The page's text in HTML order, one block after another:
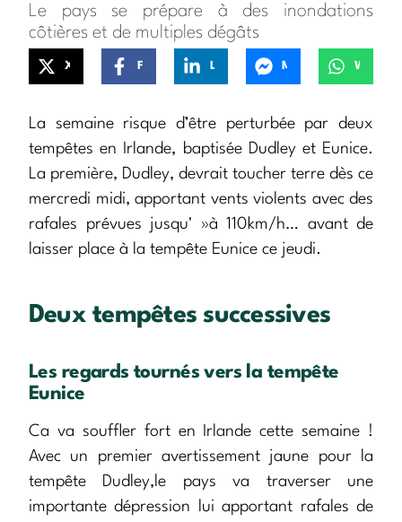
Le pays se prépare à des inondations
côtières et de multiples dégâts
La semaine risque d’être perturbée par deux
tempêtes en Irlande, baptisée Dudley et Eunice.
La première, Dudley, devrait toucher terre dès ce
mercredi midi, apportant vents violents avec des
rafales prévues jusqu' »à 110km/h… avant de
laisser place à la tempête Eunice ce jeudi.
Deux tempêtes successives
Les regards tournés vers la tempête
Eunice
Ca va souffler fort en Irlande cette semaine !
Avec un premier avertissement jaune pour la
tempête Dudley,le pays va traverser une
importante dépression lui apportant rafales de